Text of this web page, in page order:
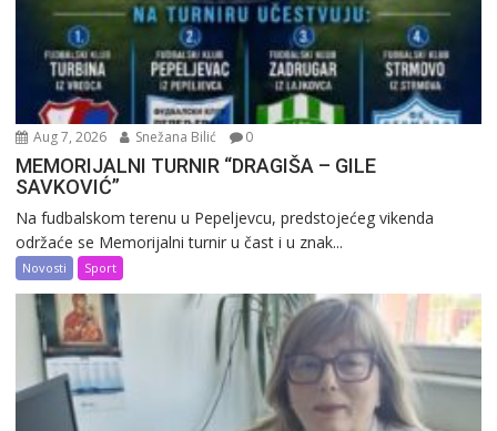
Aug 7, 2026 Snežana Bilić 0
MEMORIJALNI TURNIR “DRAGIŠA – GILE
SAVKOVIĆ”
Na fudbalskom terenu u Pepeljevcu, predstojećeg vikenda
održaće se Memorijalni turnir u čast i u znak...
Novosti Sport